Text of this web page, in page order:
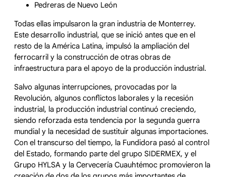
Pedreras de Nuevo León
Todas ellas impulsaron la gran industria de Monterrey.
Este desarrollo industrial, que se inició antes que en el
resto de la América Latina, impulsó la ampliación del
ferrocarril y la construcción de otras obras de
infraestructura para el apoyo de la producción industrial.
Salvo algunas interrupciones, provocadas por la
Revolución, algunos conflictos laborales y la recesión
industrial, la producción industrial continuó creciendo,
siendo reforzada esta tendencia por la segunda guerra
mundial y la necesidad de sustituir algunas importaciones.
Con el transcurso del tiempo, la Fundidora pasó al control
del Estado, formando parte del grupo SIDERMEX, y el
Grupo HYLSA y la Cervecería Cuauhtémoc promovieron la